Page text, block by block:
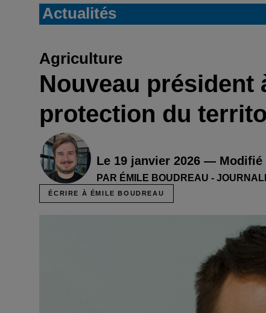
Actualités
Agriculture
Nouveau président
protection du
Le 19 janvier 2026 — Modifié
PAR ÉMILE BOUDREAU -
ÉCRIRE À ÉMILE BOUDREAU